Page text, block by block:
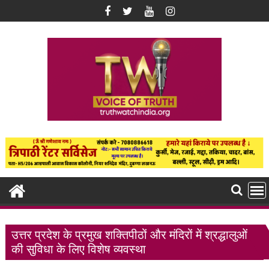
to
उत्तर प्रदेश के प्रमुख शक्तिपीठों और मंदिरों में श्रद्धालुओं
की सुविधा के लिए विशेष व्यवस्था